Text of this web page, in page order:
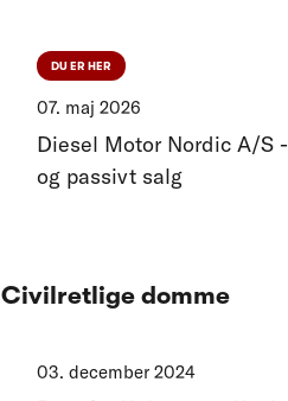
DU ER HER
07. maj 2026
Diesel Motor Nordic A/S
og passivt salg
Civilretlige domme
03. december 2024